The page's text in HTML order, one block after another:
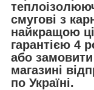
смугові з
найкращою
гарантією 4
або замовити
магазині
по Україні.